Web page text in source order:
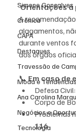
Simone Gonçalves
Crônica
CAPA
Destaques
Travessão de
Moda e Tendências
Ana Carolina
Negócios e
Tecnologia
Orientações à
A
alagamentos,
durante ventos
dos órgãos
📞 Em caso de
Defesa Civil:
Corpo de
Problemas
116